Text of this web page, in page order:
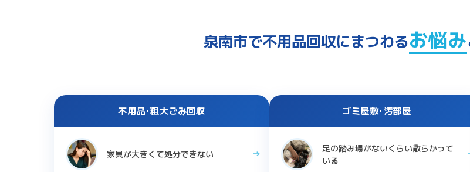
泉南市で不用品回収にまつわるお悩み
不用品･粗大ごみ回収
家具が大きくて処分できない
ゴミ屋敷･汚部屋
足の踏み場がないくらい散らかって
いる